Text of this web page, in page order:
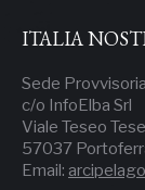
ITALIA
Sede Provvisoria
c/o InfoElba Srl
Viale Teseo
57037
Email: